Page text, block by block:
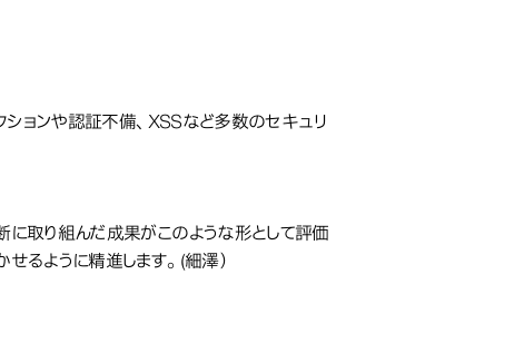
ョンや認証不備、XSSなど多数のセキュリ
取り組んだ成果がこのような形として評価
るように精進します。(細澤）